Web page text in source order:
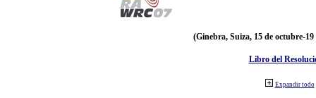
(Ginebra, Suiza, 15 de octubre-19
Libro del
Expandir todo